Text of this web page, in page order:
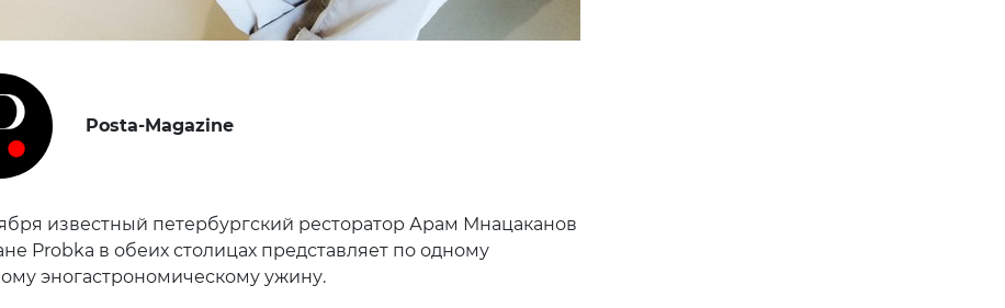
Posta-Magazine
известный петербургский ресторатор Арам Мнацаканов
Probka в обеих столицах представляет по одному
эногастрономическому ужину.